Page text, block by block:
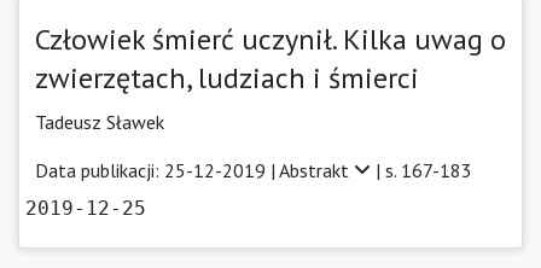
Człowiek śmierć uczynił. Kilka uwag o
zwierzętach, ludziach i śmierci
Tadeusz Sławek
Data publikacji: 25-12-2019 | Abstrakt | s. 167-183
2019-12-25